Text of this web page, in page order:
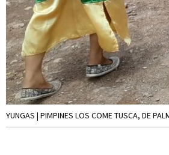
YUNGAS | PIMPINES LOS COME TUSCA, DE